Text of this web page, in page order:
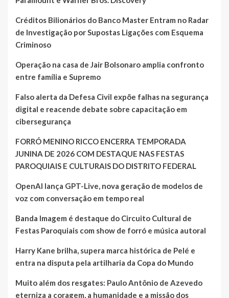
Créditos Bilionários do Banco Master Entram no Radar
de Investigação por Supostas Ligações com Esquema
Criminoso
Operação na casa de Jair Bolsonaro amplia confronto
entre família e Supremo
Falso alerta da Defesa Civil expõe falhas na segurança
digital e reacende debate sobre capacitação em
cibersegurança
FORRÓ MENINO RICCO ENCERRA TEMPORADA
JUNINA DE 2026 COM DESTAQUE NAS FESTAS
PAROQUIAIS E CULTURAIS DO DISTRITO FEDERAL
OpenAI lança GPT-Live, nova geração de modelos de
voz com conversação em tempo real
Banda Imagem é destaque do Circuito Cultural de
Festas Paroquiais com show de forró e música autoral
Harry Kane brilha, supera marca histórica de Pelé e
entra na disputa pela artilharia da Copa do Mundo
Muito além dos resgates: Paulo Antônio de Azevedo
eterniza a coragem, a humanidade e a missão dos